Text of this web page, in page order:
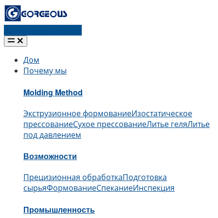
Дом
Почему мы
Molding Method
Экструзионное формованиеИзостатическое
прессованиеСухое прессованиеЛитье геляЛитье
под давлением
Возможности
Прецизионная обработкаПодготовка
сырьяФормованиеСпеканиеИнспекция
Промышленность